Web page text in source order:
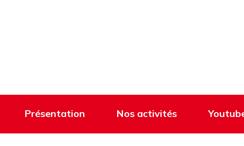
Présentation Nos activités